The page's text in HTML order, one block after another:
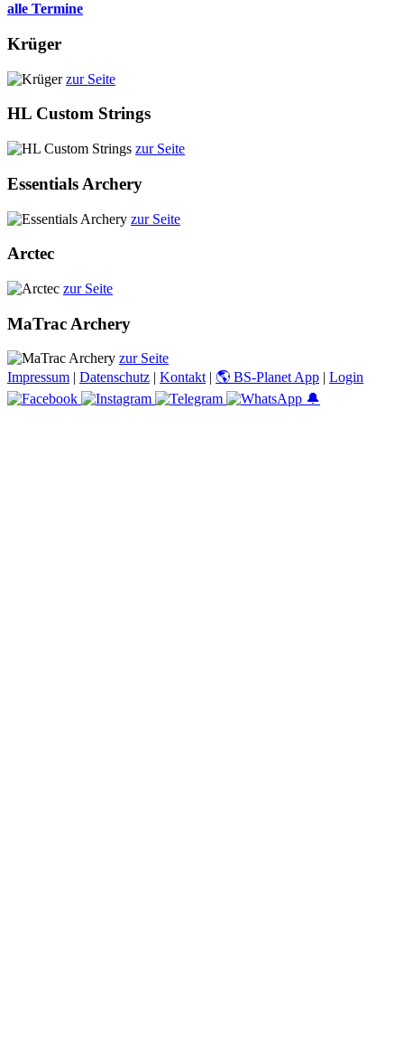
alle Termine
Krüger
zur Seite
HL Custom Strings
zur Seite
Essentials Archery
zur Seite
Arctec
zur Seite
MaTrac Archery
zur Seite
Impressum | Datenschutz | Kontakt | 🌎 BS-Planet App | Login
🔔